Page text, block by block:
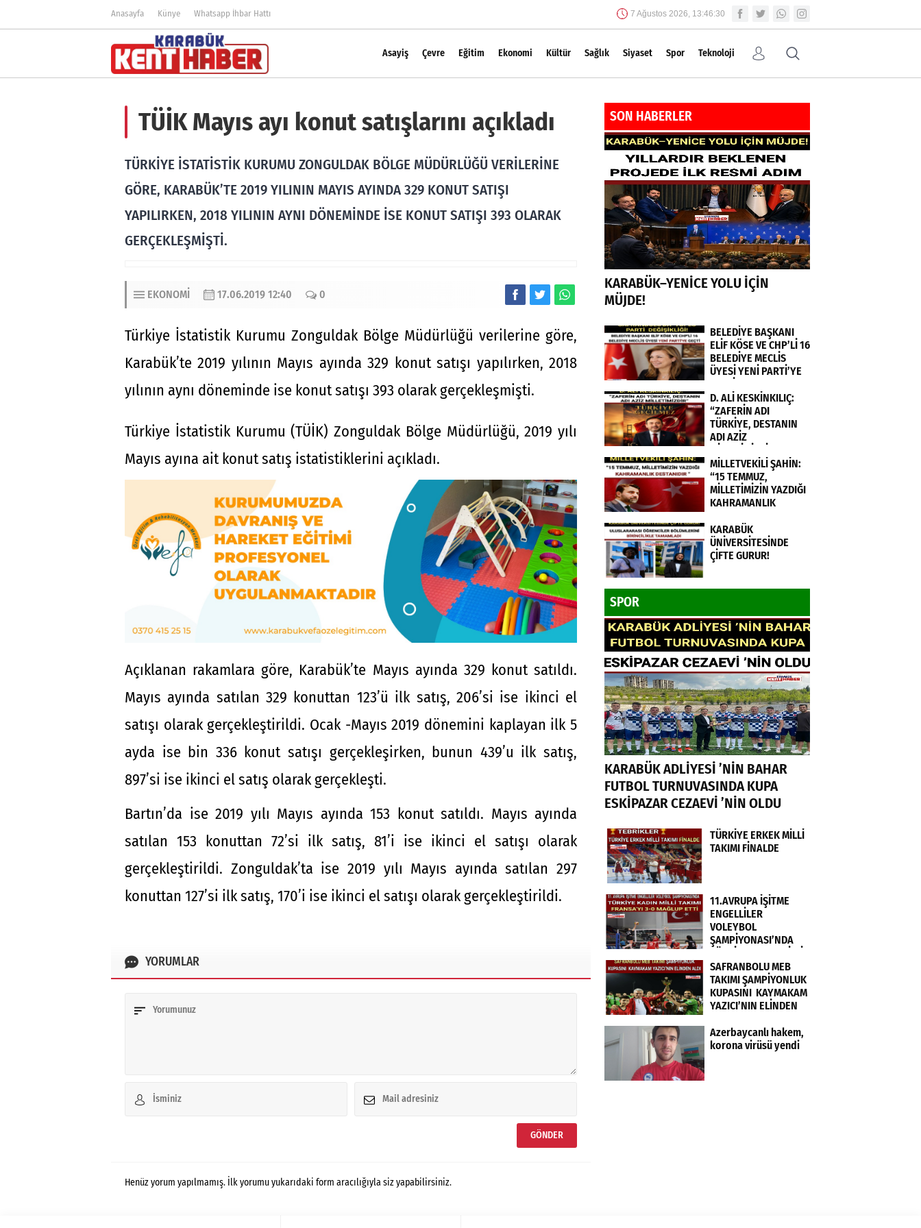
Anasayfa Künye Whatsapp İhbar Hattı 7 Ağustos 2026, 13:46:30
Asayiş Çevre Eğitim Ekonomi Kültür Sağlık Siyaset Spor Teknoloji
TÜİK Mayıs ayı konut satışlarını açıkladı
TÜRKİYE İSTATİSTİK KURUMU ZONGULDAK BÖLGE MÜDÜRLÜĞÜ VERİLERİNE
GÖRE, KARABÜK’TE 2019 YILININ MAYIS AYINDA 329 KONUT SATIŞI
YAPILIRKEN, 2018 YILININ AYNI DÖNEMİNDE İSE KONUT SATIŞI 393 OLARAK
GERÇEKLEŞMİŞTİ.
EKONOMI 17.06.2019 12:40 0
Türkiye İstatistik Kurumu Zonguldak Bölge Müdürlüğü verilerine göre,
Karabük’te 2019 yılının Mayıs ayında 329 konut satışı yapılırken, 2018
yılının aynı döneminde ise konut satışı 393 olarak gerçekleşmişti.
Türkiye İstatistik Kurumu (TÜİK) Zonguldak Bölge Müdürlüğü, 2019 yılı
Mayıs ayına ait konut satış istatistiklerini açıkladı.
Açıklanan rakamlara göre, Karabük’te Mayıs ayında 329 konut satıldı.
Mayıs ayında satılan 329 konuttan 123’ü ilk satış, 206’si ise ikinci el
satışı olarak gerçekleştirildi. Ocak -Mayıs 2019 dönemini kaplayan ilk 5
ayda ise bin 336 konut satışı gerçekleşirken, bunun 439’u ilk satış,
897’si ise ikinci el satış olarak gerçekleşti.
Bartın’da ise 2019 yılı Mayıs ayında 153 konut satıldı. Mayıs ayında
satılan 153 konuttan 72’si ilk satış, 81’i ise ikinci el satışı olarak
gerçekleştirildi. Zonguldak’ta ise 2019 yılı Mayıs ayında satılan 297
konuttan 127’si ilk satış, 170’i ise ikinci el satışı olarak gerçekleştirildi.
YORUMLAR
Henüz yorum yapılmamış. İlk yorumu yukarıdaki form aracılığıyla siz yapabilirsiniz.
SON HABERLER
KARABÜK–YENİCE YOLU İÇİN
MÜJDE!
BELEDİYE BAŞKANI
ELİF KÖSE VE CHP’Lİ 16
BELEDİYE MECLİS
ÜYESİ YENİ PARTİ’YE
D. ALİ KESKİNKILIÇ:
“ZAFERİN ADI
TÜRKİYE, DESTANIN
ADI AZİZ
MİLLETVEKİLİ ŞAHİN:
“15 TEMMUZ,
MİLLETİMİZİN YAZDIĞI
KAHRAMANLIK
KARABÜK
ÜNİVERSİTESİNDE
ÇİFTE GURUR!
SPOR
KARABÜK ADLİYESİ ’NİN BAHAR
FUTBOL TURNUVASINDA KUPA
ESKİPAZAR CEZAEVİ ’NİN OLDU
TÜRKİYE ERKEK MİLLİ
TAKIMI FİNALDE
11.AVRUPA İŞİTME
ENGELLİLER
VOLEYBOL
ŞAMPİYONASI’NDA
TAKIMI FRANSA’YI 3-0
MAĞLUP ETTİ
SAFRANBOLU MEB
TAKIMI ŞAMPİYONLUK
KUPASINI KAYMAKAM
YAZICI’NIN ELİNDEN
Azerbaycanlı hakem,
korona virüsü yendi